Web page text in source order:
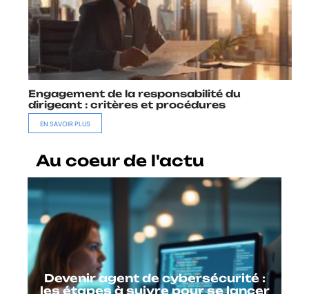
Engagement de la responsabilité du
dirigeant : critères et procédures
EN SAVOIR PLUS
Au coeur de l'actu
Devenir agent de cybersécurité :
les étapes à suivre pour se lancer